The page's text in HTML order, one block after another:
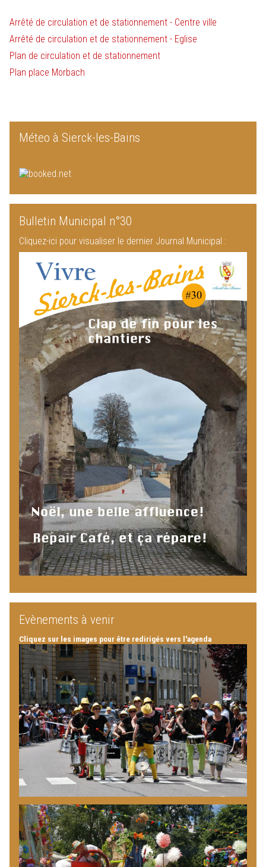
Arrêté de circulation et de stationnement - Centre ville
Arrêté de circulation et de stationnement - Eglise
Plan de circulation et de stationnement
Plan place Morbach
Méteo à Sierck-les-Bains
Bulletin Municipal n°30
Cliquez-ici pour visualiser le dernier Journal Municipal :
Evènements à venir
Cliquez sur les images pour être redirigés vers l'agenda